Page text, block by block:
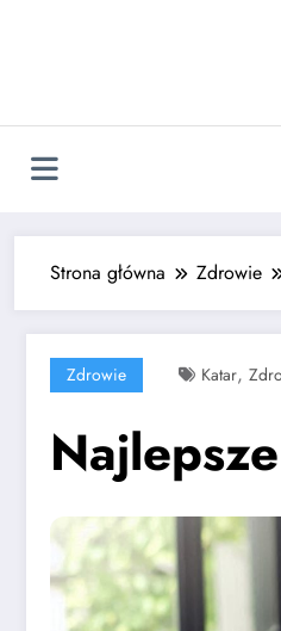
Strona główna Zdrowie
Zdrowie Katar,